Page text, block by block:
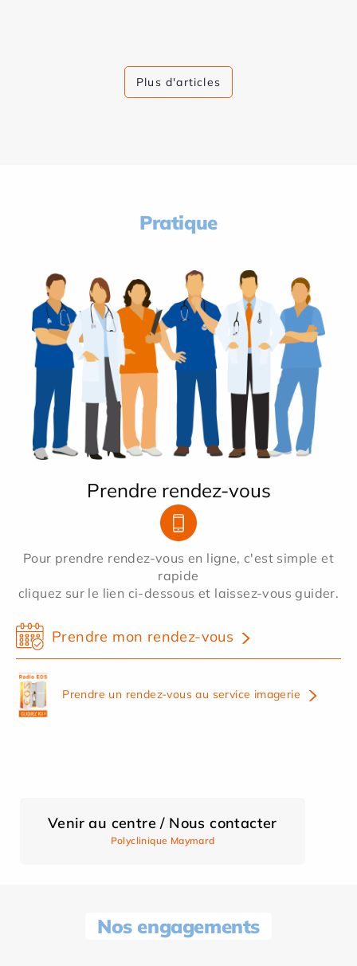
Plus d'articles
Pratique
Prendre rendez-vous
Pour prendre rendez-vous en ligne, c'est simple et
rapide
cliquez sur le lien ci-dessous et laissez-vous guider.
Prendre mon rendez-vous
Prendre un rendez-vous au service imagerie
Venir au centre / Nous contacter
Polyclinique Maymard
Nos engagements